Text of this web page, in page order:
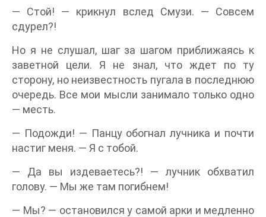
— Стой! — крикнул вслед Смузи. — Совсем
сдурел?!
Но я не слушал, шаг за шагом приближаясь к
заветной цели. Я не знал, что ждет по ту
сторону, но неизвестность пугала в последнюю
очередь. Все мои мысли занимало только одно
— месть.
— Подожди! — Панцу обогнал лучника и почти
настиг меня. — Я с тобой.
— Да вы издеваетесь?! — лучник обхватил
голову. — Мы же там погибнем!
— Мы? — остановился у самой арки и медленно